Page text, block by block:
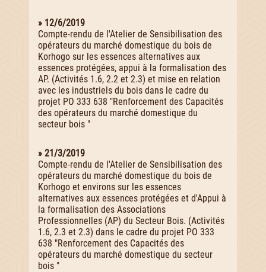
» 12/6/2019
Compte-rendu de l'Atelier de Sensibilisation des
opérateurs du marché domestique du bois de
Korhogo sur les essences alternatives aux
essences protégées, appui à la formalisation des
AP. (Activités 1.6, 2.2 et 2.3) et mise en relation
avec les industriels du bois dans le cadre du
projet PO 333 638 "Renforcement des Capacités
des opérateurs du marché domestique du
secteur bois "
» 21/3/2019
Compte-rendu de l'Atelier de Sensibilisation des
opérateurs du marché domestique du bois de
Korhogo et environs sur les essences
alternatives aux essences protégées et d'Appui à
la formalisation des Associations
Professionnelles (AP) du Secteur Bois. (Activités
1.6, 2.3 et 2.3) dans le cadre du projet PO 333
638 "Renforcement des Capacités des
opérateurs du marché domestique du secteur
bois "